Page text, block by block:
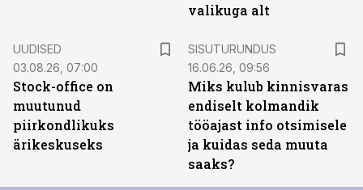
valikuga alt
UUDISED
03.08.26, 07:00
Stock-office on
muutunud
piirkondlikuks
ärikeskuseks
SISUTURUNDUS
16.06.26, 09:56
Miks kulub kinnisvaras
endiselt kolmandik
tööajast info otsimisele
ja kuidas seda muuta
saaks?